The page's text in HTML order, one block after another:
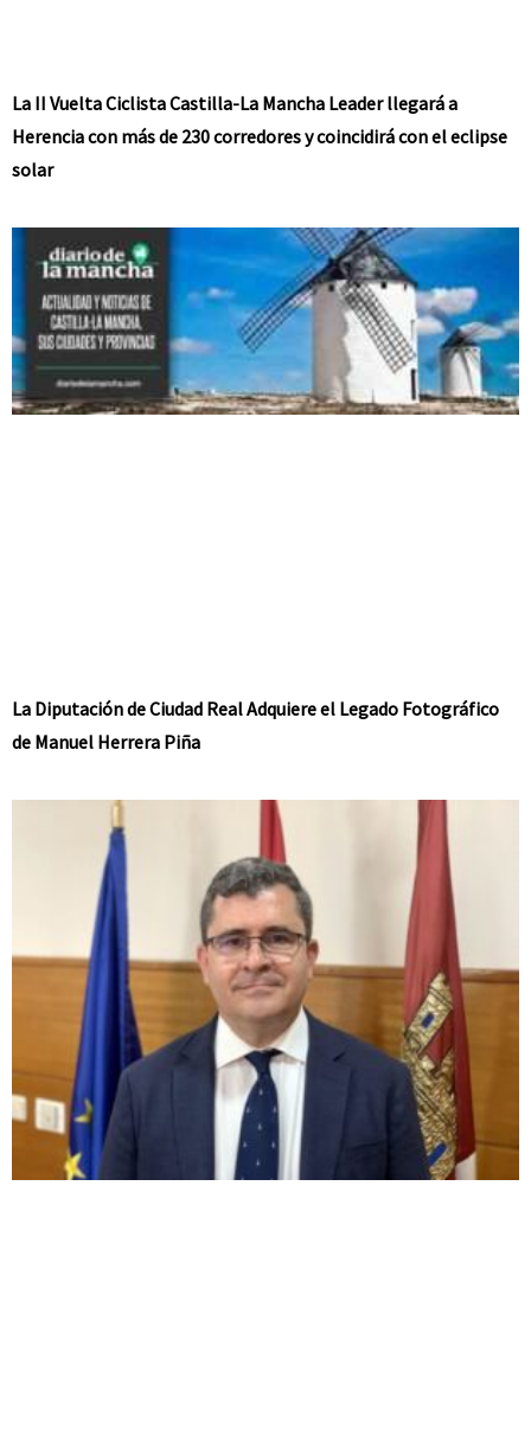
La II Vuelta Ciclista Castilla-La Mancha Leader llegará a
Herencia con más de 230 corredores y coincidirá con el eclipse
solar
La Diputación de Ciudad Real Adquiere el Legado Fotográfico
de Manuel Herrera Piña